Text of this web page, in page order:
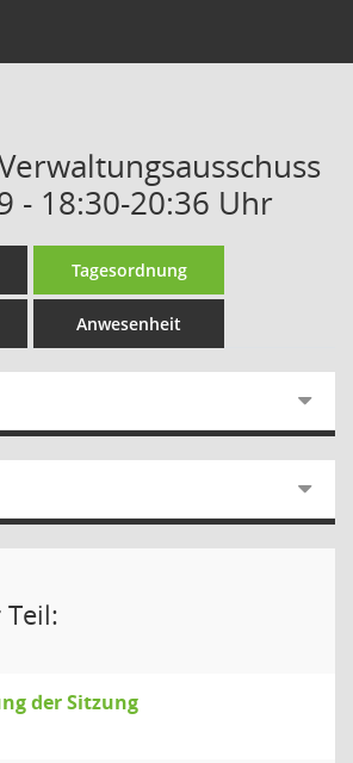
- 18:30-20:36 Uhr
Tagesordnung
Anwesenheit
der Sitzung